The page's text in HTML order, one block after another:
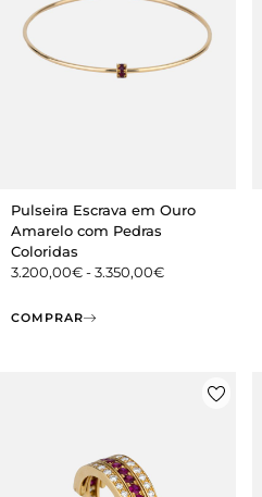
Pulseira Escrava em Ouro
Amarelo com Pedras
Coloridas
3.200,00€-3.350,00€
COMPRAR